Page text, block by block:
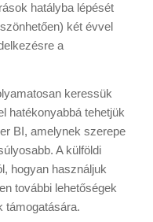
hatályba lépését
két évvel
a
keressük
hatékonyabbá tehetjük
BI, amelynek szerepe
A külföldi
hogyan használjuk
további lehetőségek
támogatására.